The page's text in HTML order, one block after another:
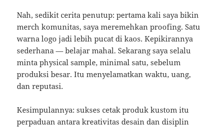
Nah, sedikit cerita penutup: pertama kali saya bikin
merch komunitas, saya meremehkan proofing. Satu
warna logo jadi lebih pucat di kaos. Kepikirannya
sederhana — belajar mahal. Sekarang saya selalu
minta physical sample, minimal satu, sebelum
produksi besar. Itu menyelamatkan waktu, uang,
dan reputasi.
Kesimpulannya: sukses cetak produk kustom itu
perpaduan antara kreativitas desain dan disiplin